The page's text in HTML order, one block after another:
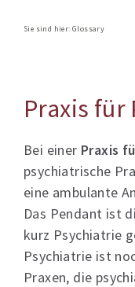
Sie sind hier:Glossary
Praxis für
Bei einer Praxis
psychiatrische
eine ambulante
Das Pendant ist
kurz Psychiatrie
Psychiatrie ist
Praxen, die